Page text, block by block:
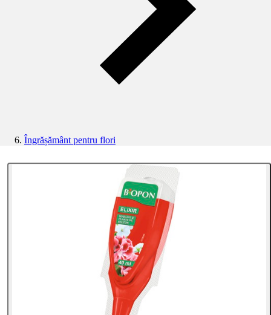
Îngrășământ pentru flori